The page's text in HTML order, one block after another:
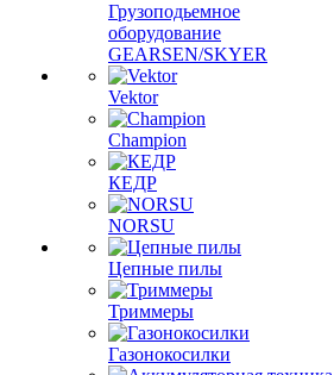
Грузоподьемное
оборудование
GEARSEN/SKYER
Vektor
Champion
КЕДР
NORSU
Цепные пилы
Триммеры
Газонокосилки